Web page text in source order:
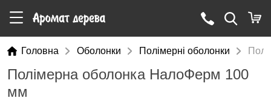
Головна Оболонки Полімерні оболонки
Полімерна оболонка НалоФерм 100
мм